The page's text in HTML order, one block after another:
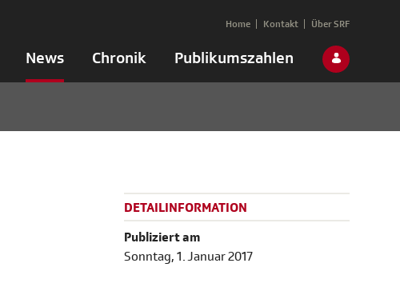
News Chronik Publikumszahlen
Home Kontakt Über SRF
DETAILINFORMATION
Publiziert am
Sonntag, 1. Januar 2017